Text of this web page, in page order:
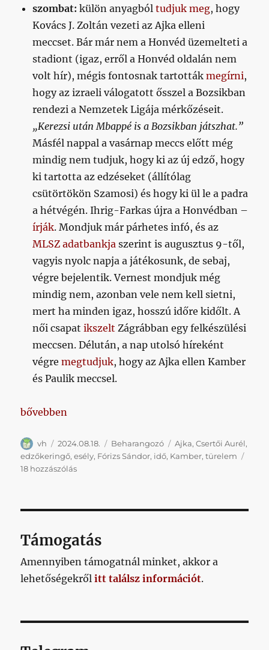
szombat: külön anyagbóltudjuk meg, hogy
Kovács J. Zoltán vezeti az Ajka elleni
meccset. Bár már nem a Honvéd üzemelteti a
stadiont (igaz, erről a Honvéd oldalán nem
volt hír), mégis fontosnak tartottákmegírni,
hogy az izraeli válogatott ősszel a Bozsikban
rendezi a Nemzetek Ligája mérkőzéseit.
„Kerezsi után Mbappé is a Bozsikban játszhat.”
Másfél nappal a vasárnap meccs előtt még
mindig nem tudjuk, hogy ki az új edző, hogy
ki tartotta az edzéseket (állítólag
csütörtökön Szamosi) és hogy ki ül le a padra
a hétvégén. Ihrig-Farkas újra a Honvédban –
írják. Mondjuk már párhetes infó, és az
MLSZ adatbankja szerint is augusztus 9-től,
vagyis nyolc napja a játékosunk, de sebaj,
végre bejelentik. Vernest mondjuk még
mindig nem, azonban vele nem kell sietni,
mert ha minden igaz, hosszú időre kidőlt. A
női csapatikszelt Zágrábban egy felkészülési
meccsen. Délután, a nap utolsó híreként
végremegtudjuk, hogy az Ajka ellen Kamber
és Paulik meccsel.
„Sűrű hét után bajnoki”
bővebben
Szerző
vh Közzétéve
2024.08.18. Kategória
Beharangozó Címke
Ajka,Csertői Aurél,
edzőkeringő,esély, Fórizs Sándor, idő, Kamber,türelem
18 hozzászólásSűrű
bejegyzéshez
Támogatás
Amennyiben támogatnál minket, akkor a
lehetőségekrőlitt találsz információt.